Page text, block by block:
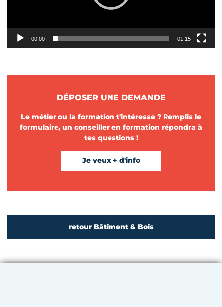
00:00 01:15
DÉPOSER UNE DEMANDE
Le métier ou la formation t'intéresse ? Remplis le
formulaire, un conseiller en formation répondra à
tes questions !
Je veux + d'info
retour Bâtiment & Bois